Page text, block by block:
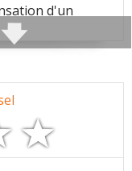
bars,
a geometrie
d'un
min) favorisant
ch ( 5 DERNIERS